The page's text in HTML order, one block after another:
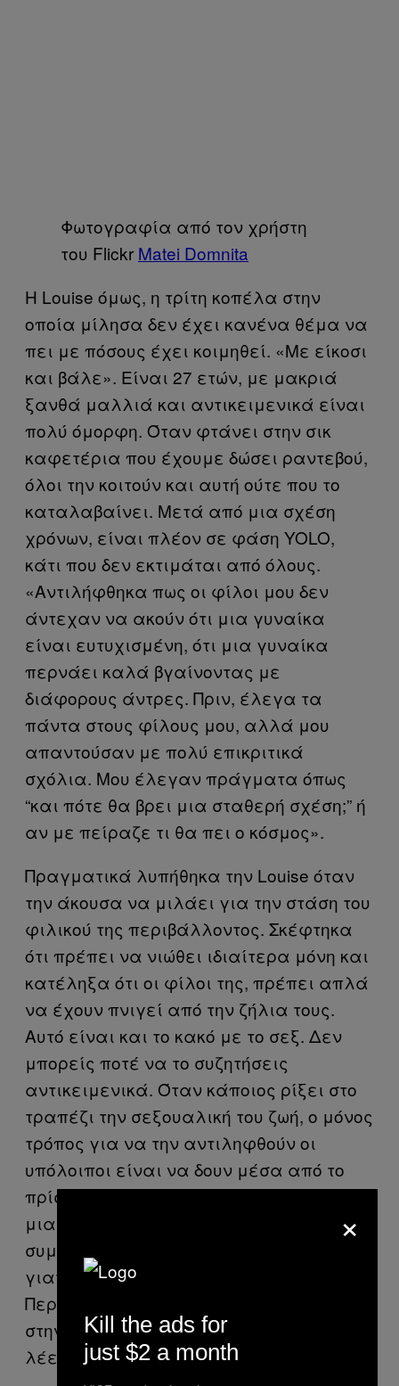
Φωτογραφία από τον χρήστη
του Flickr Matei Domnita
Η Louise όμως, η τρίτη κοπέλα στην
οποία μίλησα δεν έχει κανένα θέμα να
πει με πόσους έχει κοιμηθεί. «Με είκοσι
και βάλε». Είναι 27 ετών, με μακριά
ξανθά μαλλιά και αντικειμενικά είναι
πολύ όμορφη. Όταν φτάνει στην σικ
καφετέρια που έχουμε δώσει ραντεβού,
όλοι την κοιτούν και αυτή ούτε που το
καταλαβαίνει. Μετά από μια σχέση
χρόνων, είναι πλέον σε φάση YOLO,
κάτι που δεν εκτιμάται από όλους.
«Αντιλήφθηκα πως οι φίλοι μου δεν
άντεχαν να ακούν ότι μια γυναίκα
είναι ευτυχισμένη, ότι μια γυναίκα
περνάει καλά βγαίνοντας με
διάφορους άντρες. Πριν, έλεγα τα
πάντα στους φίλους μου, αλλά μου
απαντούσαν με πολύ επικριτικά
σχόλια. Μου έλεγαν πράγματα όπως
“και πότε θα βρει μια σταθερή σχέση;” ή
αν με πείραζε τι θα πει ο κόσμος».
Πραγματικά λυπήθηκα την Louise όταν
την άκουσα να μιλάει για την στάση του
φιλικού της περιβάλλοντος. Σκέφτηκα
ότι πρέπει να νιώθει ιδιαίτερα μόνη και
κατέληξα ότι οι φίλοι της, πρέπει απλά
να έχουν πνιγεί από την ζήλια τους.
Αυτό είναι και το κακό με το σεξ. Δεν
μπορείς ποτέ να το συζητήσεις
αντικειμενικά. Όταν κάποιος ρίξει στο
τραπέζι την σεξουαλική του ζωή, ο μόνος
τρόπος για να την αντιληφθούν οι
υπόλοιποι είναι να δουν μέσα από το
πρίσμα της δικής τους. Όταν σου δίνουν
μια συμβουλή, ουσιαστικά
συμβουλεύουν τον εαυτό τους. Το ξέρω,
γιατί κι εγώ αυτό ακριβώς κάνω.
Περνάμε μια ζωή συζητώντας, αλλά
στην πραγματικότητα δεν ακούμε τι
λέει ο άλλος.
×
Kill the ads for
just $2 a month